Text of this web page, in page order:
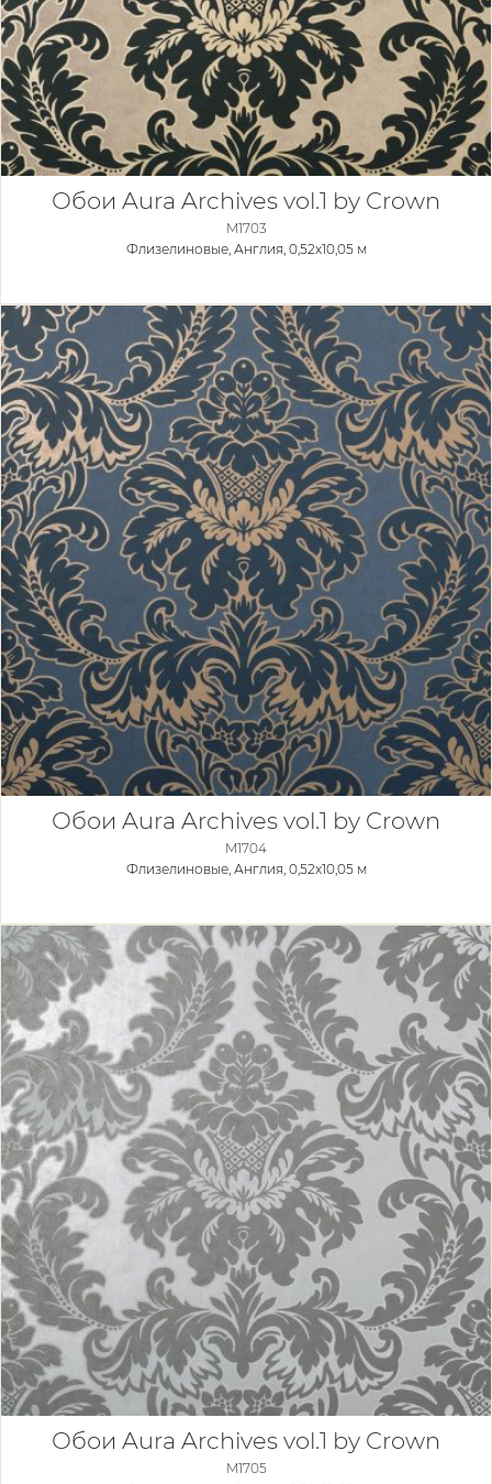
Обои Aura Archives vol.1 by Crown
M1703
Флизелиновые, Англия, 0,52x10,05 м
Обои Aura Archives vol.1 by Crown
M1704
Флизелиновые, Англия, 0,52x10,05 м
Обои Aura Archives vol.1 by Crown
M1705